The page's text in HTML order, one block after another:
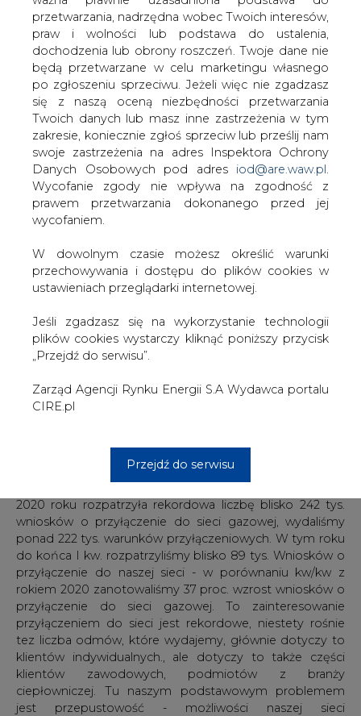
przetwarzania, nadrzędna wobec Twoich interesów,
praw i wolności lub podstawa do ustalenia,
dochodzenia lub obrony roszczeń. Twoje dane nie
będą przetwarzane w celu marketingu własnego
po zgłoszeniu sprzeciwu. Jeżeli więc nie zgadzasz
się z naszą oceną niezbędności przetwarzania
Twoich danych lub masz inne zastrzeżenia w tym
zakresie, koniecznie zgłoś sprzeciw lub prześlij nam
swoje zastrzeżenia na adres Inspektora Ochrony
Danych Osobowych pod adres iod@are.waw.pl
Wycofanie zgody nie wpływa na zgodność z
prawem przetwarzania dokonanego przed jej
wycofaniem.
W dowolnym czasie możesz określić warunki
przechowywania i dostępu do plików cookies w
ustawieniach przeglądarki internetowej.
Jeśli zgadzasz się na wykorzystanie technologii
plików cookies wystarczy kliknąć poniższy przycisk
„Przejdź do serwisu”.
Zarząd Agencji Rynku Energii S.A Wydawca portalu
CIRE.pl
Przejdź do serwisu
"Potrzebujemy dużych inwestycji, żeby
ten "zestaw naczyń połączonych" mógł
dobrze funkcjonować i żebyśmy mogli
zwiększać wolumen gazu
dystrybuowanego sieciami Polskiej
Spółki Gazownictwa.
znaleźć." mówił podczas konferencji EuroPOWER & OZE
POWER Jakub Kowalski, członek Zarządu PSG ds.
operacyjnych.
W panelu tematycznym o transformacji ciepłownictwa
Jakub Kowalski, członek Zarządu PSG wyraził nadzieję
uruchomienia finansowania inwestycji ze środków
ciepłownictwie z węgla na gaz.
tych mniejszych powiatowych. Ubiegły rok był
rekordowy dla Polskiej Spółki Gazownictwa, bo PSG w
2020 roku rozpatrzyła rekordowa liczbę blisko 242 tys.
wniosków o przyłączenie do sieci gazowej, wydaliśmy
ponad 222 tys. warunków przyłączeniowych. W tym roku
do końca I kw. rozpatrzyliśmy blisko 89 tys. Wniosków o
przyłączenie do naszej sieci - w porównaniu kw/kw z
rokiem 2020 zanotowaliśmy 37 proc. wzrost wniosków o
przyłączenie do sieci gazowej. To zainteresowanie
przyłączeniem do sieci jest rekordowe, niestety rośnie
tez liczba odmów, które wydajemy, głównie dotyczy to
klientów indywidualnych., ale dotyczy to także części
klientów zawodowych, podmiotów z branży
ciepłowniczej. Tu naszym podstawowym problemem
jest przepustowość - możliwości naszej sieci